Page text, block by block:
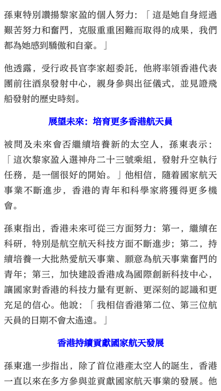
孫東特別讚揚黎家盈的個人努力：「這是她自身經過
艱苦努力和奮鬥，克服重重困難而取得的成果，我們
都為她感到驕傲和自豪。」
他透露，受行政長官李家超委託，他將率領香港代表
團前往酒泉發射中心，親身參與出征儀式，並見證飛
船發射的歷史時刻。
展望未來：培育更多香港航天員
被問及未來會否繼續培養新的太空人，孫東表示：
「這次黎家盈入選神舟二十三號乘組，發射升空執行
任務，是一個很好的開始。」他相信，隨着國家航天
事業不斷進步，香港的青年和科學家將獲得更多機
會。
孫東指出，香港未來可從三方面努力：第一，繼續在
科研，特別是航空航天科技方面不斷進步；第二，持
續培養一大批熱愛航天事業、願意為航天事業奮鬥的
青年；第三，加快建設香港成為國際創新科技中心，
讓國家對香港的科技力量有更新、更深刻的認識和更
充足的信心。他說：「我相信香港第二位、第三位航
天員的日期不會太遙遠。」
香港持續貢獻國家航天發展
孫東進一步指出，除了首位港產太空人的誕生，香港
一直以來在多方參與並貢獻國家航天事業的發展。他